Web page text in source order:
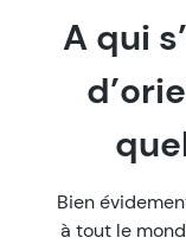
A qui
Bien
à tout le